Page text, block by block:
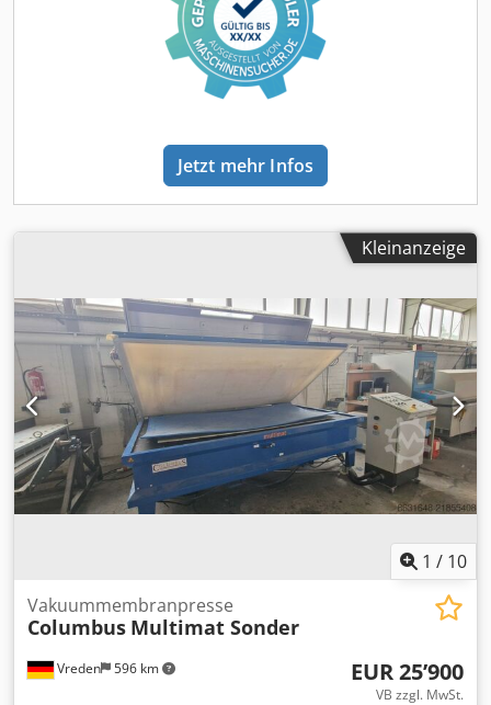
Zimmertüren, usw. Abmessungen der Aufspannplatte mm
2000 x 900 Tageslicht mm 325 Hub des Zylinders mm 325
Heizung Elektrokessel Kw 27 Schubkraft Tonne 300 Tonne
Nr. 3 Schubzylinder Leistung des Hydraulikaggregats Kw
5,5 Manometer zur Druckkontrolle Automatische
Dsdpfxopbvqvo Akvewa Gesamtabmessungen mm 3300 x
1400 x 2400 h Gewicht kg 8100
Jetzt mehr Infos
Kleinanzeige
1 / 10
Vreden 596 km
Vakuummembranpresse
Columbus Multimat Sonder
EUR 25’900
VB zzgl. MwSt.